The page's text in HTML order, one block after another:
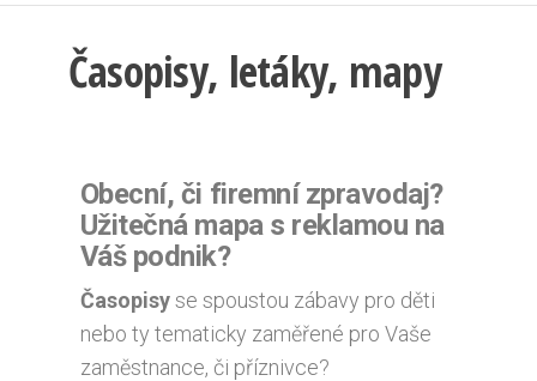
Časopisy, letáky, mapy
Obecní, či firemní zpravodaj?
Užitečná mapa s reklamou na
Váš podnik?
Časopisyse spoustou zábavy pro děti
nebo ty tematicky zaměřené pro Vaše
zaměstnance, či příznivce?